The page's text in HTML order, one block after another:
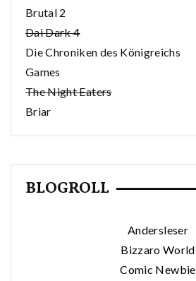
Brutal 2
Dai Dark 4
Die Chroniken des Königreichs
Games
The Night Eaters
Briar
BLOGROLL
Andersleser
Bizzaro World
Comic Newbie